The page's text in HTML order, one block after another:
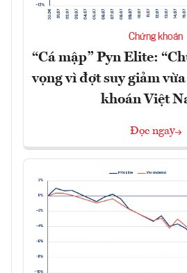
Chứng khoán
“Cá mập” Pyn Elite:
vọng vì đợt suy giảm
khoán Việt
Đọc ngay